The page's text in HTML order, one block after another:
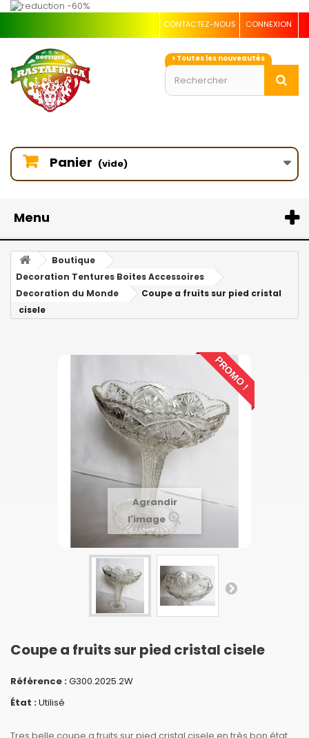
CONNEXION
CONTACTEZ-NOUS
> Toutes les nouveautés
Panier (vide)
Menu
Boutique
Decoration Tentures Boites Accessoires
Decoration du Monde
Coupe a fruits sur pied cristal
cisele
PROMO !
Agrandir
l'image
Coupe a fruits sur pied cristal cisele
Référence :G300.2025.2W
État :Utilisé